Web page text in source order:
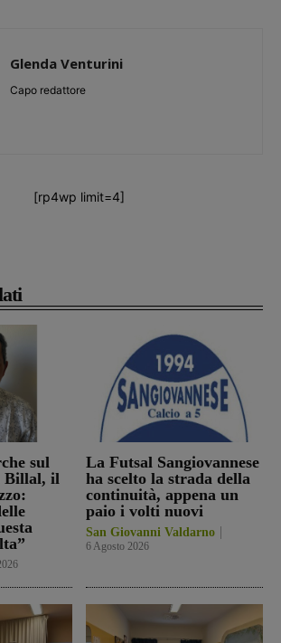
sul
Billal, il
La Futsal Sangiovannese
ha scelto la strada della
continuità, appena un
paio i volti nuovi
San Giovanni Valdarno
6 Agosto 2026
Glenda Venturini
Capo redattore
[rp4wp limit=4]